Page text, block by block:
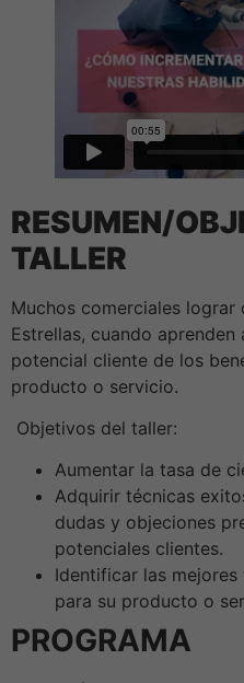
RESUMEN/
TALLER
Muchos comerciales
Estrellas, cuando
potencial cliente de los
producto o servicio.
Objetivos del taller:
Aumentar la tasa de
Adquirir técnicas
dudas y objeciones
potenciales clientes.
Identificar las
para su producto o
PROGRAMA